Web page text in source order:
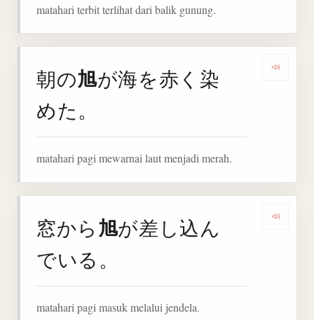
matahari terbit terlihat dari balik gunung.
朝の旭が海を赤く染
めた。
matahari pagi mewarnai laut menjadi merah.
窓から旭が差し込ん
でいる。
matahari pagi masuk melalui jendela.